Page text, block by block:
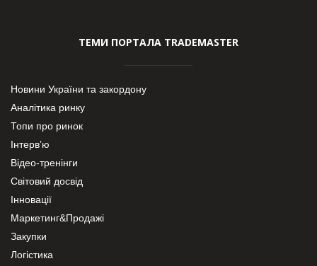
ТЕМИ ПОРТАЛА TRADEMASTER
Новини України та закордону
Аналітика ринку
Топи про ринок
Інтерв’ю
Відео-тренінги
Світовий досвід
Інновації
Маркетинг&Продажі
Закупки
Логістика